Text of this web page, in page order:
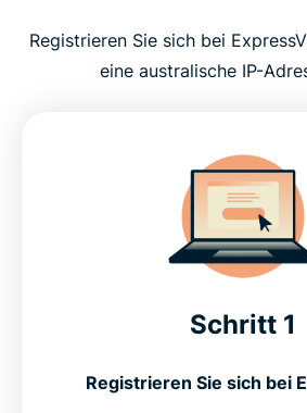
Registrieren Sie sich bei
eine australische IP-
Schritt 1
Registrieren Sie sich bei